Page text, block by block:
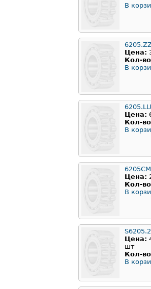
В
Цена:
Кол-
В
Цена:
Кол-
В
6205CM
Цена:
Кол-
В
Цена:
шт
Кол-
В